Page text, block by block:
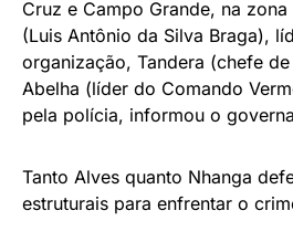
Cruz e Campo Grande, na
(Luis Antônio da Silva Braga),
organização, Tandera (chefe
Abelha (líder do Comando
pela polícia, informou o
Tanto Alves quanto Nhanga
estruturais para enfrentar o